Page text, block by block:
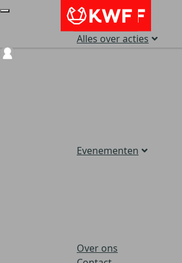
Alles over acties
Evenementen
Over ons